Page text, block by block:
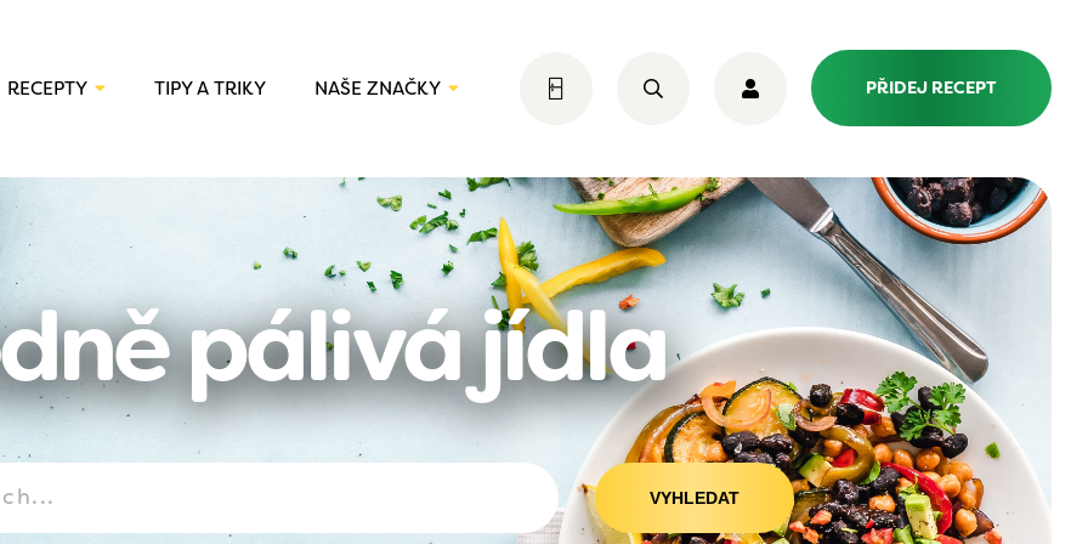
RECEPTY TIPY A TRIKY NAŠE ZNAČKY PŘIDEJ RECEPT
pálivá jídla
VYHLEDAT